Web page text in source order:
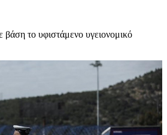
βάση το υφιστάμενο υγειονομικό